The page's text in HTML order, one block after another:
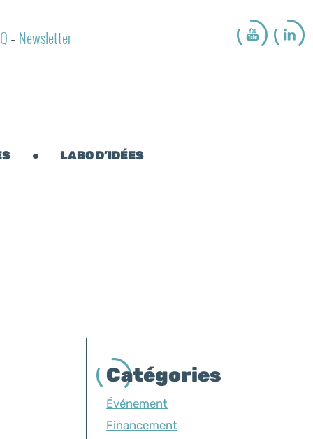
- Newsletter
LABO D’IDÉES
Catégories
Événement
Financement